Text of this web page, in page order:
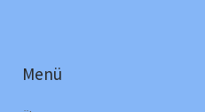
Menü